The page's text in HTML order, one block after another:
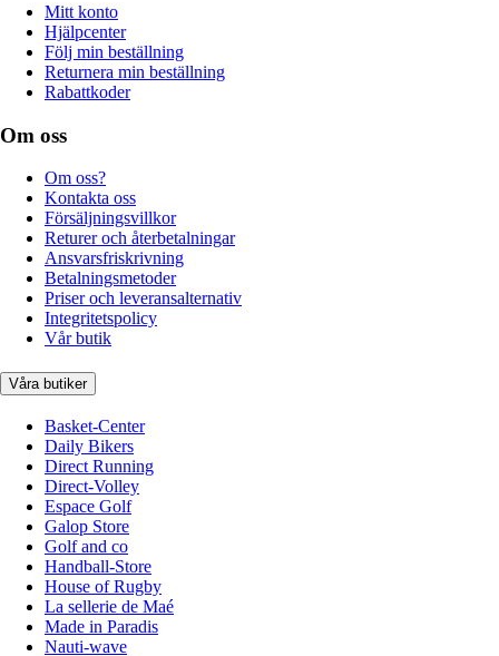
Mitt konto
Hjälpcenter
Följ min beställning
Returnera min beställning
Rabattkoder
Om oss
Om oss?
Kontakta oss
Försäljningsvillkor
Returer och återbetalningar
Ansvarsfriskrivning
Betalningsmetoder
Priser och leveransalternativ
Integritetspolicy
Vår butik
Våra butiker
Basket-Center
Daily Bikers
Direct Running
Direct-Volley
Espace Golf
Galop Store
Golf and co
Handball-Store
House of Rugby
La sellerie de Maé
Made in Paradis
Nauti-wave